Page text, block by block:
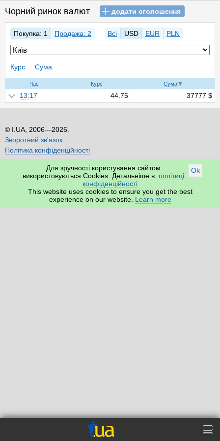
Чорний ринок валют додати оголошення
Покупка: 1 Продажа: 2 Всі USD EUR PLN
Курс Сума
Час Курс Сума
13:17 44.75 37777 $
I.UA, 2006—2026.
Зворотний зв'язок
Політика конфіденційності
Ok
Для зручності користування сайтом
використовуються Cookies. Детальніше в політиці
конфіденційності
This website uses cookies to ensure you get the best
experience on our website. Learn more